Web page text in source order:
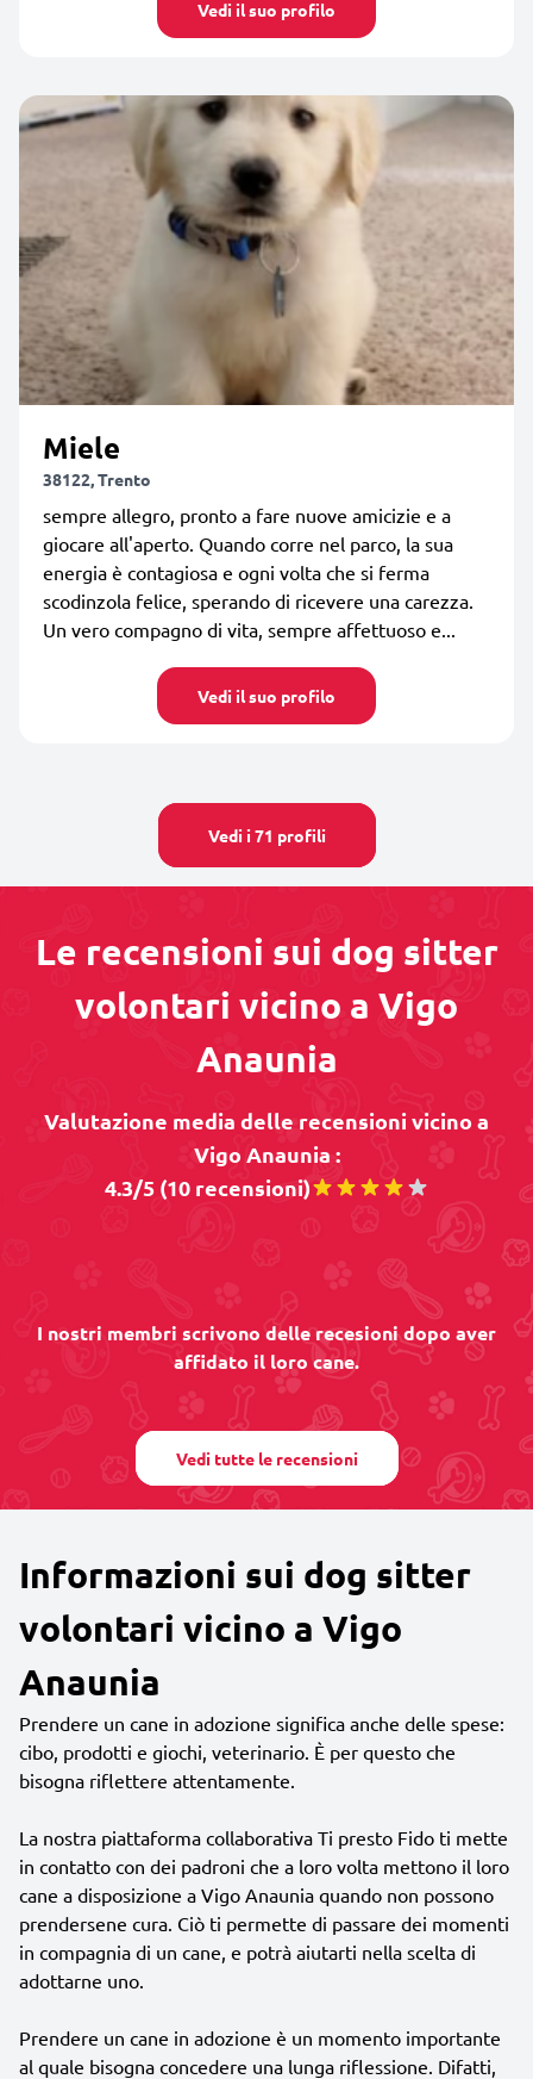
Vedi il suo profilo
Miele
38122, Trento
sempre allegro, pronto a fare nuove amicizie e a
giocare all'aperto. Quando corre nel parco, la sua
energia è contagiosa e ogni volta che si ferma
scodinzola felice, sperando di ricevere una carezza.
Un vero compagno di vita, sempre affettuoso e...
Vedi il suo profilo
Vedi i 71 profili
Le recensioni sui dog sitter
volontari vicino a Vigo
Anaunia
Valutazione media delle recensioni vicino a
Vigo Anaunia :
4.3/5 (10 recensioni)
I nostri membri scrivono delle recesioni dopo aver
affidato il loro cane.
Vedi tutte le recensioni
Informazioni sui dog sitter
volontari vicino a Vigo
Anaunia
Prendere un cane in adozione significa anche delle spese:
cibo, prodotti e giochi, veterinario. È per questo che
bisogna riflettere attentamente.
La nostra piattaforma collaborativa Ti presto Fido ti mette
in contatto con dei padroni che a loro volta mettono il loro
cane a disposizione a Vigo Anaunia quando non possono
prendersene cura. Ciò ti permette di passare dei momenti
in compagnia di un cane, e potrà aiutarti nella scelta di
adottarne uno.
Prendere un cane in adozione è un momento importante
al quale bisogna concedere una lunga riflessione. Difatti,